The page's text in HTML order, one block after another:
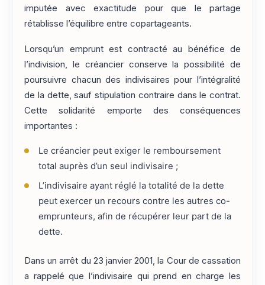
imputée avec exactitude pour que le partage
rétablisse l’équilibre entre copartageants.
Lorsqu’un emprunt est contracté au bénéfice de
l’indivision, le créancier conserve la possibilité de
poursuivre chacun des indivisaires pour l’intégralité
de la dette, sauf stipulation contraire dans le contrat.
Cette solidarité emporte des conséquences
importantes :
Le créancier peut exiger le remboursement
total auprès d’un seul indivisaire ;
L’indivisaire ayant réglé la totalité de la dette
peut exercer un recours contre les autres co-
emprunteurs, afin de récupérer leur part de la
dette.
Dans un arrêt du 23 janvier 2001, la Cour de cassation
a rappelé que l’indivisaire qui prend en charge les